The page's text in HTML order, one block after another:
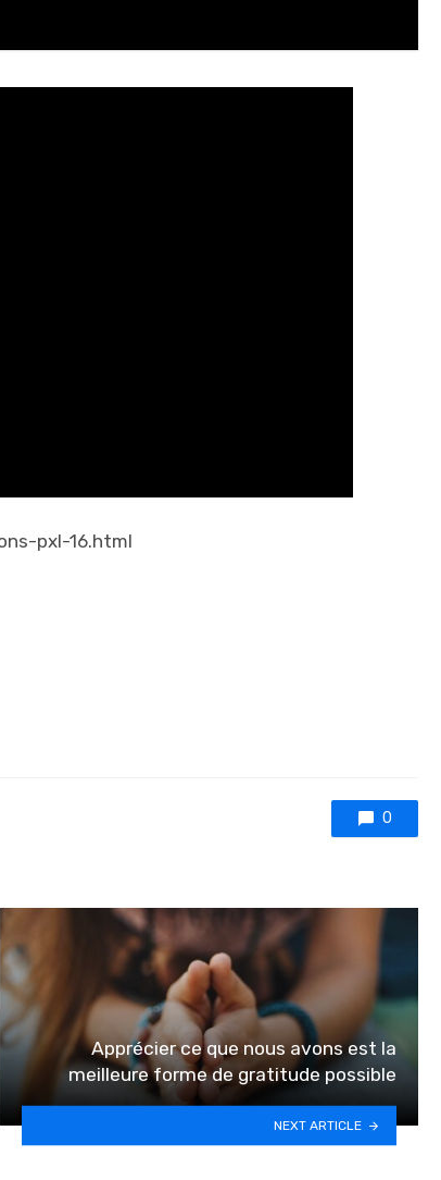
pxl-16.html
0
Apprécier ce que nous avons est la
meilleure forme de gratitude possible
NEXT ARTICLE